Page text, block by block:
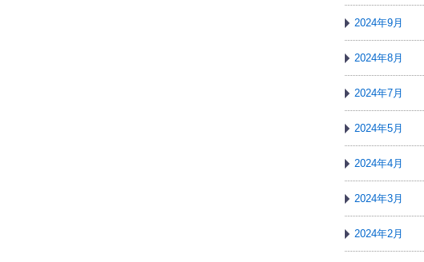
2024年9月
2024年8月
2024年7月
2024年5月
2024年4月
2024年3月
2024年2月